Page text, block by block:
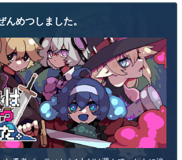
めつしました。